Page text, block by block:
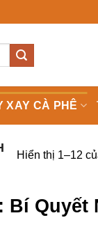
XAY CÀ PHÊ
Hiển thị 1–12
Bí Quyết